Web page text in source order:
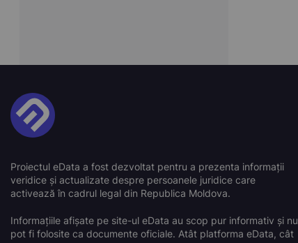
Proiectul eData a fost dezvoltat pentru a prezenta informații
veridice și actualizate despre persoanele juridice care
activează în cadrul legal din Republica Moldova.
Informațiile afișate pe site-ul eData au scop pur informativ și nu
pot fi folosite ca documente oficiale. Atât platforma eData, cât